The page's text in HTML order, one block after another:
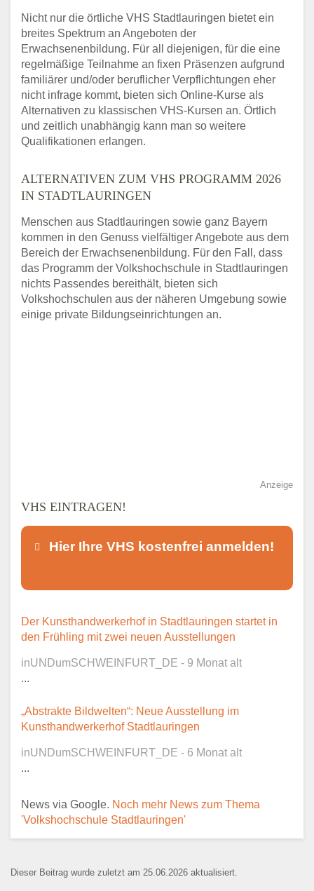
Nicht nur die örtliche VHS Stadtlauringen bietet ein
breites Spektrum an Angeboten der
Erwachsenenbildung. Für all diejenigen, für die eine
regelmäßige Teilnahme an fixen Präsenzen aufgrund
familiärer und/oder beruflicher Verpflichtungen eher
nicht infrage kommt, bieten sich Online-Kurse als
Alternativen zu klassischen VHS-Kursen an. Örtlich
und zeitlich unabhängig kann man so weitere
Qualifikationen erlangen.
ALTERNATIVEN ZUM VHS PROGRAMM 2026
IN STADTLAURINGEN
Menschen aus Stadtlauringen sowie ganz Bayern
kommen in den Genuss vielfältiger Angebote aus dem
Bereich der Erwachsenenbildung. Für den Fall, dass
das Programm der Volkshochschule in Stadtlauringen
nichts Passendes bereithält, bieten sich
Volkshochschulen aus der näheren Umgebung sowie
einige private Bildungseinrichtungen an.
Anzeige
VHS EINTRAGEN!
Hier Ihre VHS kostenfrei anmelden!
Dieser Teil dient lediglich zur
Kontaktaufnahme und ist nicht
Ansprechpartner*
Der Kunsthandwerkerhof in Stadtlauringen startet in
den Frühling mit zwei neuen Ausstellungen
inUNDumSCHWEINFURT_DE - 9 Monat alt
...
„Abstrakte Bildwelten“: Neue Ausstellung im
Kunsthandwerkerhof Stadtlauringen
inUNDumSCHWEINFURT_DE - 6 Monat alt
...
News via Google. Noch mehr News zum Thema
'Volkshochschule Stadtlauringen'
Dieser Beitrag wurde zuletzt am 25.06.2026 aktualisiert.